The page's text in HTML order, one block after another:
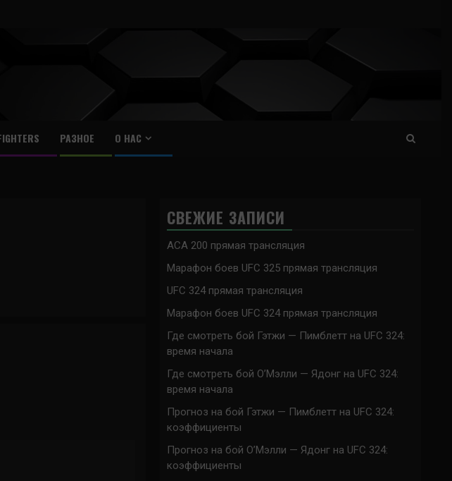
РАЗНОЕ О НАС
СВЕЖИЕ ЗАПИСИ
ACA 200 прямая трансляция
Марафон боев UFC 325 прямая трансляция
UFC 324 прямая трансляция
Марафон боев UFC 324 прямая трансляция
Где смотреть бой Гэтжи — Пимблетт на UFC 324:
время начала
Где смотреть бой О’Мэлли — Ядонг на UFC 324:
время начала
Прогноз на бой Гэтжи — Пимблетт на UFC 324:
коэффициенты
Прогноз на бой О’Мэлли — Ядонг на UFC 324:
коэффициенты